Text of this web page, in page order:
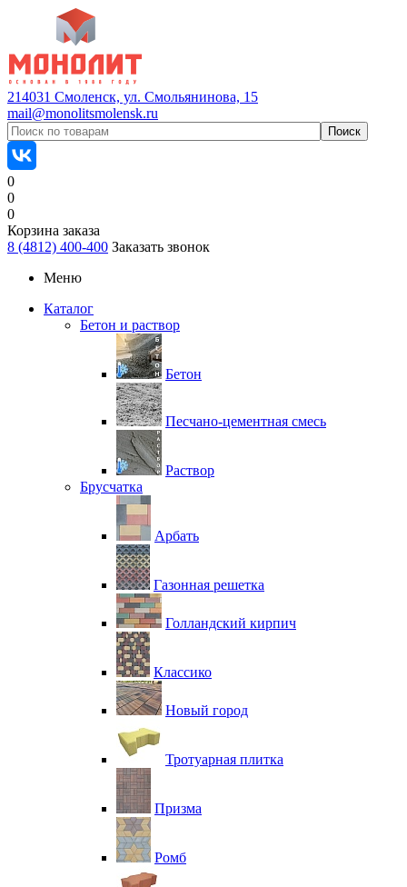
214031 Смоленск, ул. Смольянинова, 15
mail@monolitsmolensk.ru
0
0
0
Корзина заказа
8 (4812) 400-400 Заказать звонок
Меню
Каталог
Бетон и раствор
Бетон
Песчано-цементная смесь
Раствор
Брусчатка
Арбать
Газонная решетка
Голландский кирпич
Классико
Новый город
Тротуарная плитка
Призма
Ромб